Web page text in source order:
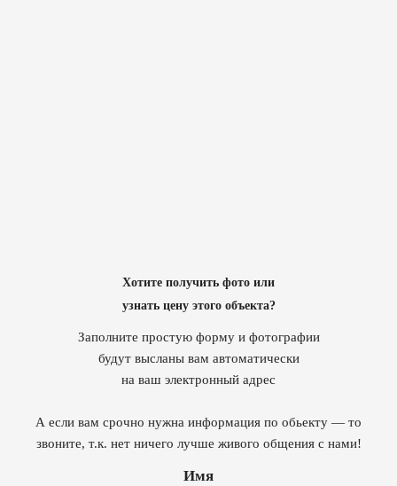
Хотите получить фото или
узнать цену этого объекта?
Заполните простую форму и фотографии
будут высланы вам автоматически
на ваш электронный адрес
А если вам срочно нужна информация по обьекту — то
звоните, т.к. нет ничего лучше живого общения с нами!